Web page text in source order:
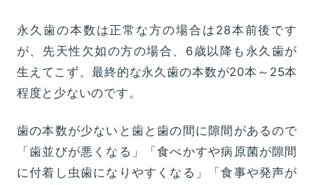
永久歯の本数は正常な方の場合は28本前後です
が、先天性欠如の方の場合、6歳以降も永久歯が
生えてこず、最終的な永久歯の本数が20本～25本
程度と少ないのです。
歯の本数が少ないと歯と歯の間に隙間があるので
「歯並びが悪くなる」「食べかすや病原菌が隙間
に付着し虫歯になりやすくなる」「食事や発声が